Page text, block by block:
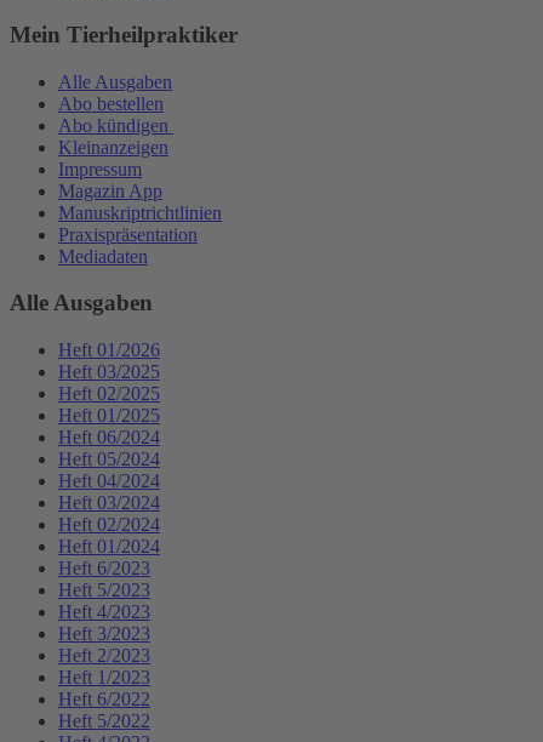
Mein Tierheilpraktiker
Alle Ausgaben
Abo bestellen
Abo kündigen
Kleinanzeigen
Impressum
Magazin App
Manuskriptrichtlinien
Praxispräsentation
Mediadaten
Alle Ausgaben
Heft 01/2026
Heft 03/2025
Heft 02/2025
Heft 01/2025
Heft 06/2024
Heft 05/2024
Heft 04/2024
Heft 03/2024
Heft 02/2024
Heft 01/2024
Heft 6/2023
Heft 5/2023
Heft 4/2023
Heft 3/2023
Heft 2/2023
Heft 1/2023
Heft 6/2022
Heft 5/2022